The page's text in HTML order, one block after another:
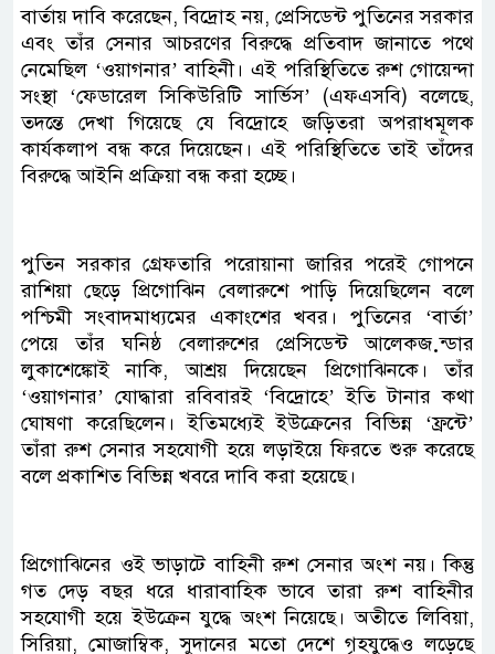
বার্তায় দাবি করেছেন, বিদ্রোহ নয়, প্রেসিডেন্ট পুতিনের সরকার
এবং তাঁর সেনার আচরণের বিরুদ্ধে প্রতিবাদ জানাতে পথে
নেমেছিল ‘ওয়াগনার’ বাহিনী। এই পরিস্থিতিতে রুশ গোয়েন্দা
সংস্থা ‘ফেডারেল সিকিউরিটি সার্ভিস’ (এফএসবি) বলেছে,
তদন্তে দেখা গিয়েছে যে বিদ্রোহে জড়িতরা অপরাধমূলক
কার্যকলাপ বন্ধ করে দিয়েছেন। এই পরিস্থিতিতে তাই তাঁদের
বিরুদ্ধে আইনি প্রক্রিয়া বন্ধ করা হচ্ছে।
পুতিন সরকার গ্রেফতারি পরোয়ানা জারির পরেই গোপনে
রাশিয়া ছেড়ে প্রিগোঝিন বেলারুশে পাড়ি দিয়েছিলেন বলে
পশ্চিমী সংবাদমাধ্যমের একাংশের খবর। পুতিনের ‘বার্তা’
পেয়ে তাঁর ঘনিষ্ঠ বেলারুশের প্রেসিডেন্ট আলেকজ়ন্ডার
লুকাশেঙ্কোই নাকি, আশ্রয় দিয়েছেন প্রিগোঝিনকে। তাঁর
‘ওয়াগনার’ যোদ্ধারা রবিবারই ‘বিদ্রোহে’ ইতি টানার কথা
ঘোষণা করেছিলেন। ইতিমধ্যেই ইউক্রেনের বিভিন্ন ‘ফ্রন্টে’
তাঁরা রুশ সেনার সহযোগী হয়ে লড়াইয়ে ফিরতে শুরু করেছে
বলে প্রকাশিত বিভিন্ন খবরে দাবি করা হয়েছে।
প্রিগোঝিনের ওই ভাড়াটে বাহিনী রুশ সেনার অংশ নয়। কিন্তু
গত দেড় বছর ধরে ধারাবাহিক ভাবে তারা রুশ বাহিনীর
সহযোগী হয়ে ইউক্রেন যুদ্ধে অংশ নিয়েছে। অতীতে লিবিয়া,
সিরিয়া, মোজাম্বিক, সুদানের মতো দেশে গৃহযুদ্ধেও লড়েছে